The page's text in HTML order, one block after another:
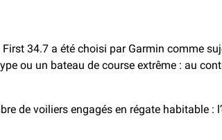
34.7 a été choisi par Garmin comme
ou un bateau de course extrême : au
de voiliers engagés en régate habitable :